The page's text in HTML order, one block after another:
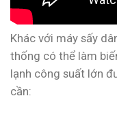
Khác với máy sấy
thống có thể làm
lạnh công suất lớn
cần: